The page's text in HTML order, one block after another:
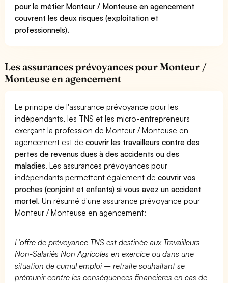
pour le métier Monteur / Monteuse en agencement
couvrent les deux risques (exploitation et
professionnels).
Les assurances prévoyances pour Monteur /
Monteuse en agencement
Le principe de l'assurance prévoyance pour les
indépendants, les TNS et les micro-entrepreneurs
exerçant la profession de Monteur / Monteuse en
agencement est decouvrir les travailleurs contre des
pertes de revenus dues à des accidents ou des
maladies. Les assurances prévoyances pour
indépendants permettent également decouvrir vos
proches (conjoint et enfants) si vous avez un accident
mortel. Un résumé d'une assurance prévoyance pour
Monteur / Monteuse en agencement:
L’offre de prévoyance TNS est destinée aux Travailleurs
Non-Salariés Non Agricoles en exercice ou dans une
situation de cumul emploi – retraite souhaitant se
prémunir contre les conséquences financières en cas de